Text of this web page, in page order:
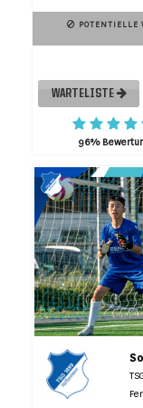
POTENTIELLE
WARTELISTE
96%